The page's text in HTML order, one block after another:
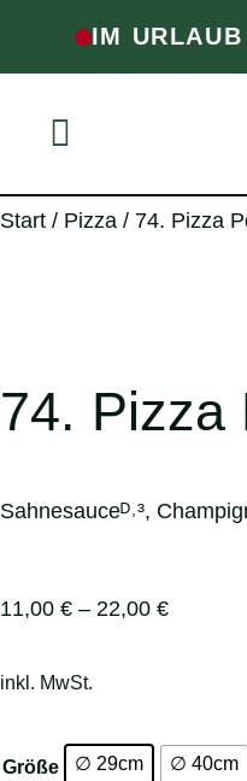
IM
Start / Pizza / 74. Pizza
74. Pizza
Sahnesauceᴰ˒³,
11,00 € – 22,00 €
inkl. MwSt.
Größe ∅ 29cm ∅ 40cm